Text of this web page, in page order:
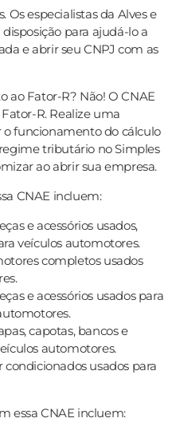
Os especialistas da Alves e
para ajudá-lo a
e abrir seu CNPJ com as
ao Fator-R? Não! O CNAE
R. Realize uma
funcionamento do cálculo
tributário no Simples
ao abrir sua empresa.
CNAE incluem:
e acessórios usados,
veículos automotores.
completos usados
e acessórios usados para
capotas, bancos e
automotores.
usados para
essa CNAE incluem: